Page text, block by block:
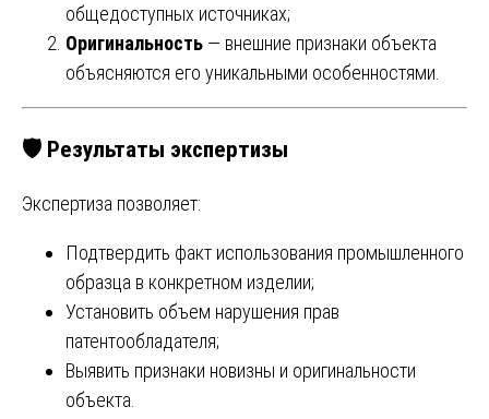
общедоступных источниках;
Оригинальность — внешние признаки объекта
объясняются его уникальными особенностями.
🛡 Результаты экспертизы
Экспертиза позволяет:
Подтвердить факт использования промышленного
образца в конкретном изделии;
Установить объем нарушения прав
патентообладателя;
Выявить признаки новизны и оригинальности
объекта.